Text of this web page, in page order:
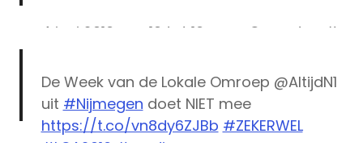
4 juni 2016 van 10 tot 16 uur – Open dag #
https://t.co/qRCTburUoe
— Den Helder Agenda
(@DenHelderAgenda)
De Week van de Lokale Omroep @AltijdN1
uit #Nijmegen doet NIET mee
https://t.co/vn8dy6ZJBb #ZEKERWEL
#LOA2016 #media